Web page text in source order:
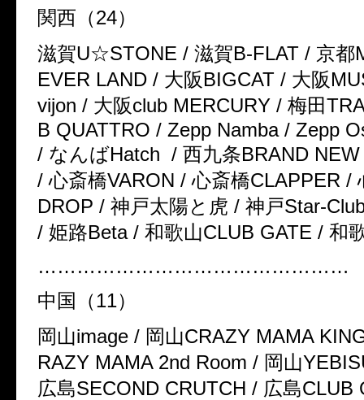
関西（24）
滋賀U☆STONE / 滋賀B-FLAT / 京都
EVER LAND / 大阪BIGCAT / 大阪
vijon / 大阪club MERCURY / 梅田
B QUATTRO / Zepp Namba / Zepp
/ なんばHatch / 西九条BRAND
/心斎橋VARON /心斎橋CLAPPER /
DROP / 神戸太陽と虎 / 神戸Star-
/ 姫路Beta / 和歌山CLUB GATE / 和
…………………………………………
中国（11）
岡山image / 岡山CRAZY MAMA
RAZY MAMA 2nd Room / 岡山
広島SECOND CRUTCH / 広島CLUB